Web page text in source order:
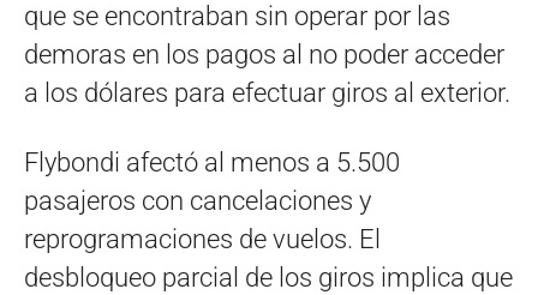
que se encontraban sin operar por las
demoras en los pagos al no poder acceder
a los dólares para efectuar giros al exterior.
Flybondi afectó al menos a 5.500
pasajeros con cancelaciones y
reprogramaciones de vuelos. El
desbloqueo parcial de los giros implica que